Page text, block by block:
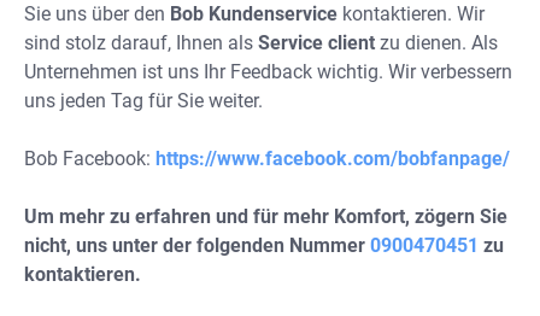
Sie uns über den Bob Kundenservice kontaktieren. Wir
sind stolz darauf, Ihnen als Service client zu dienen. Als
Unternehmen ist uns Ihr Feedback wichtig. Wir verbessern
uns jeden Tag für Sie weiter.
Bob Facebook: https://www.facebook.com/bobfanpage/
Um mehr zu erfahren und für mehr Komfort, zögern Sie
nicht, uns unter der folgenden Nummer 0900470451 zu
kontaktieren.